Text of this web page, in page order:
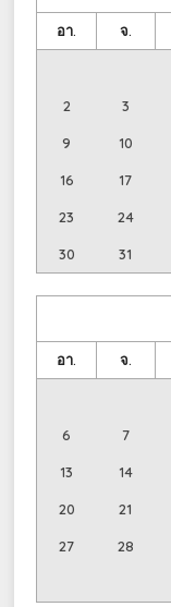
อา. จ.
2 3
9 10
16 17
23 24
30 31
อา. จ.
6 7
13 14
20 21
27 28